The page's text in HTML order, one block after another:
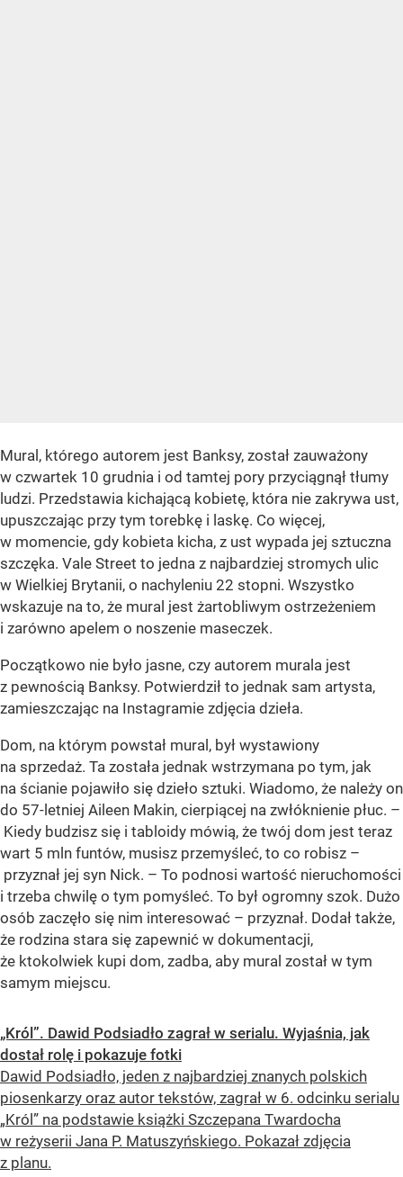
Mural, którego autorem jest Banksy, został zauważony
w czwartek 10 grudnia i od tamtej pory przyciągnął tłumy
ludzi. Przedstawia kichającą kobietę, która nie zakrywa ust,
upuszczając przy tym torebkę i laskę. Co więcej,
w momencie, gdy kobieta kicha, z ust wypada jej sztuczna
szczęka. Vale Street to jedna z najbardziej stromych ulic
w Wielkiej Brytanii, o nachyleniu 22 stopni. Wszystko
wskazuje na to, że mural jest żartobliwym ostrzeżeniem
i zarówno apelem o noszenie maseczek.
Początkowo nie było jasne, czy autorem murala jest
z pewnością Banksy. Potwierdził to jednak sam artysta,
zamieszczając na Instagramie zdjęcia dzieła.
Dom, na którym powstał mural, był wystawiony
na sprzedaż. Ta została jednak wstrzymana po tym, jak
na ścianie pojawiło się dzieło sztuki. Wiadomo, że należy on
do 57-letniej Aileen Makin, cierpiącej na zwłóknienie płuc. –
Kiedy budzisz się i tabloidy mówią, że twój dom jest teraz
wart 5 mln funtów, musisz przemyśleć, to co robisz –
przyznał jej syn Nick. – To podnosi wartość nieruchomości
i trzeba chwilę o tym pomyśleć. To był ogromny szok. Dużo
osób zaczęło się nim interesować – przyznał. Dodał także,
że rodzina stara się zapewnić w dokumentacji,
że ktokolwiek kupi dom, zadba, aby mural został w tym
samym miejscu.
„Król”. Dawid Podsiadło zagrał w serialu. Wyjaśnia, jak
dostał rolę i pokazuje fotki
Dawid Podsiadło, jeden z najbardziej znanych polskich
piosenkarzy oraz autor tekstów, zagrał w 6. odcinku serialu
„Król” na podstawie książki Szczepana Twardocha
w reżyserii Jana P. Matuszyńskiego. Pokazał zdjęcia
z planu.